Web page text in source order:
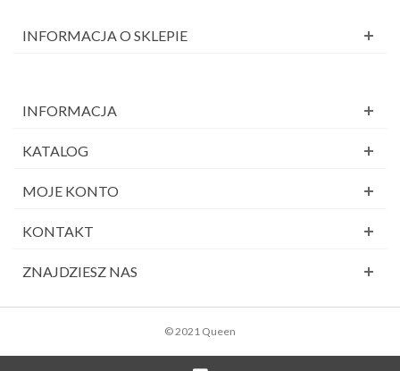
INFORMACJA O SKLEPIE
INFORMACJA
KATALOG
MOJE KONTO
KONTAKT
ZNAJDZIESZ NAS
© 2021 Queen